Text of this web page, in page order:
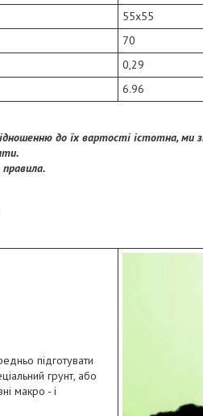
55х55
70
0,29
6.96
до їх вартості істотна, ми
підготувати
грунт, або
макро - і